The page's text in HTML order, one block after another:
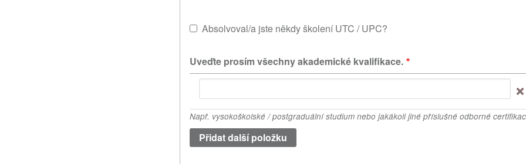
Absolvoval/a jste někdy školení UTC / UPC?
Uveďte prosím všechny akademické kvalifikace.
prosím
všechny
akademické
kvalifikace.
Např. vysokoškolské / postgraduální studium nebo jakákoli jiné příslušné odborné